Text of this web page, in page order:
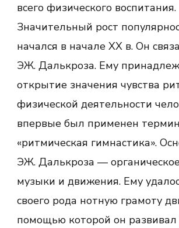
всего физического воспитания.
Значительный рост
начался в начале ХХ в. Он
ЭЖ. Далькроза. Ему
открытие значения чувства
физической деятельности
впервые был применен термин
«ритмическая гимнастика».
ЭЖ. Далькроза —
музыки и движения. Ему
своего рода нотную грамоту
помощью которой он